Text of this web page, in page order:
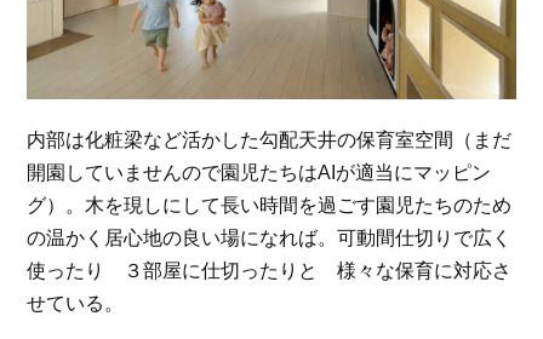
内部は化粧梁など活かした勾配天井の保育室空間（まだ
開園していませんので園児たちはAIが適当にマッピン
グ）。木を現しにして長い時間を過ごす園児たちのため
の温かく居心地の良い場になれば。可動間仕切りで広く
使ったり ３部屋に仕切ったりと 様々な保育に対応さ
せている。